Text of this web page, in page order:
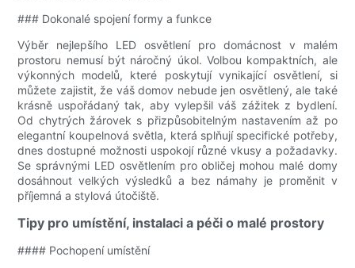
### Dokonalé spojení formy a funkce
Výběr nejlepšího LED osvětlení pro domácnost v malém
prostoru nemusí být náročný úkol. Volbou kompaktních, ale
výkonných modelů, které poskytují vynikající osvětlení, si
můžete zajistit, že váš domov nebude jen osvětlený, ale také
krásně uspořádaný tak, aby vylepšil váš zážitek z bydlení.
Od chytrých žárovek s přizpůsobitelným nastavením až po
elegantní koupelnová světla, která splňují specifické potřeby,
dnes dostupné možnosti uspokojí různé vkusy a požadavky.
Se správnými LED osvětlením pro obličej mohou malé domy
dosáhnout velkých výsledků a bez námahy je proměnit v
příjemná a stylová útočiště.
Tipy pro umístění, instalaci a péči o malé prostory
#### Pochopení umístění